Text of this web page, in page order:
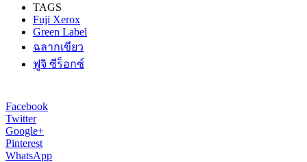
TAGS
Fuji Xerox
Green Label
ฉลากเขียว
ฟูจิ ซีร็อกซ์
Facebook
Twitter
Google+
Pinterest
WhatsApp